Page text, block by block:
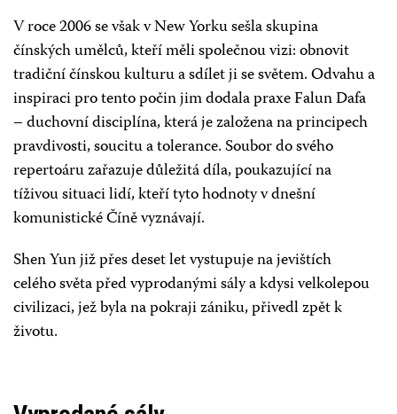
V roce 2006 se však v New Yorku sešla skupina
čínských umělců, kteří měli společnou vizi: obnovit
tradiční čínskou kulturu a sdílet ji se světem. Odvahu a
inspiraci pro tento počin jim dodala praxe Falun Dafa
– duchovní disciplína, která je založena na principech
pravdivosti, soucitu a tolerance. Soubor do svého
repertoáru zařazuje důležitá díla, poukazující na
tíživou situaci lidí, kteří tyto hodnoty v dnešní
komunistické Číně vyznávají.
Shen Yun již přes deset let vystupuje na jevištích
celého světa před vyprodanými sály a kdysi velkolepou
civilizaci, jež byla na pokraji zániku, přivedl zpět k
životu.